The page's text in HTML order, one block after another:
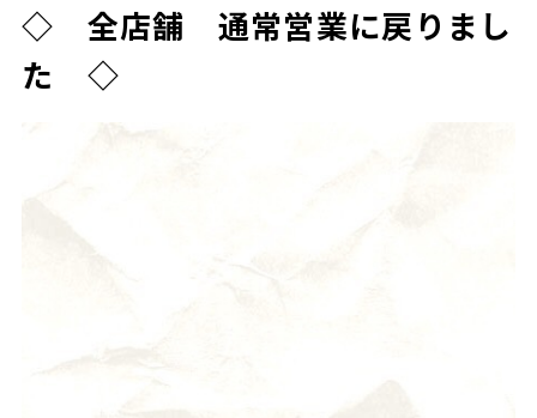
◇ 全店舗 通常営業に戻りまし
た ◇